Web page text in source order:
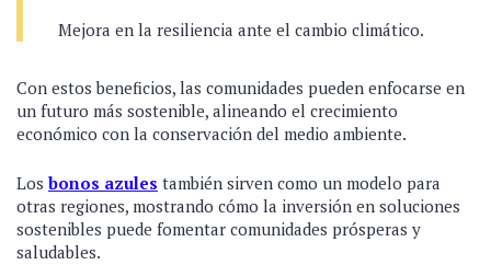
Mejora en la resiliencia ante el cambio climático.
Con estos beneficios, las comunidades pueden enfocarse en
un futuro más sostenible, alineando el crecimiento
económico con la conservación del medio ambiente.
Los bonos azules también sirven como un modelo para
otras regiones, mostrando cómo la inversión en soluciones
sostenibles puede fomentar comunidades prósperas y
saludables.